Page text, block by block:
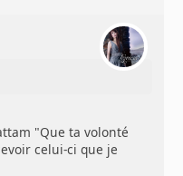
"Que ta volonté
celui-ci que je